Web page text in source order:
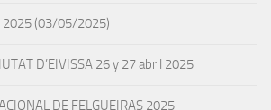
2025 (03/05/2025)
D’EIVISSA 26 y 27 abril 2025
DE FELGUEIRAS 2025